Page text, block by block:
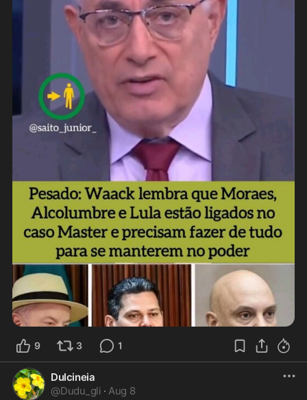
9 3 1
Dulcineia
@Dudu_gli · Aug 8